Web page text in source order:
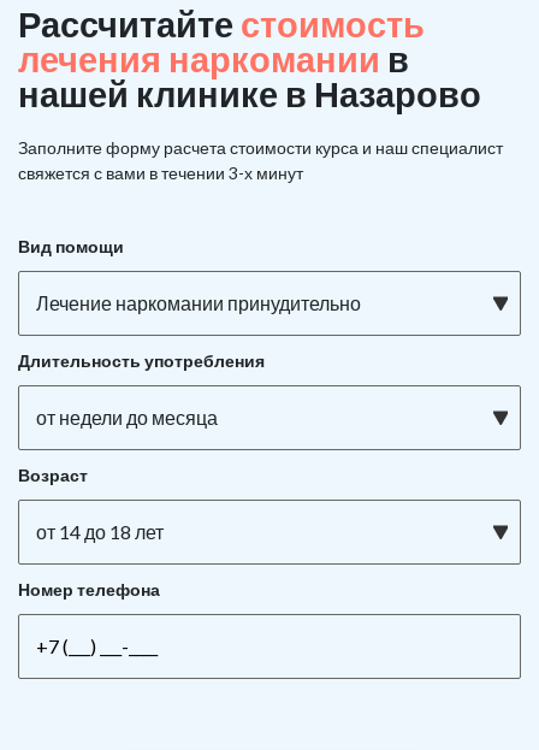
Рассчитайте стоимость
лечения наркомании в
нашей клинике в Назарово
Заполните форму расчета стоимости курса и наш специалист
свяжется с вами в течении 3-х минут
Вид помощи
Лечение наркомании принудительно
Длительность употребления
от недели до месяца
Возраст
от 14 до 18 лет
Номер телефона